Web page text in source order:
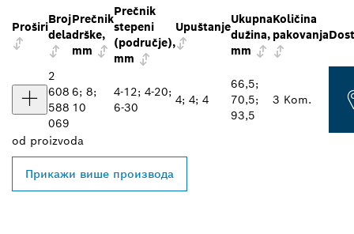
Proširi
Broj
dela
Prečnik
drške,
mm
Prečnik
stepeni
(područje),
mm
Upuštanje
Ukupna
dužina,
mm
Količina
pakovanja
2
608
588
069
6; 8;
10
4-12; 4-20;
6-30
4; 4; 4
66,5;
70,5;
93,5
3 Kom.
od proizvoda
Прикажи више производа